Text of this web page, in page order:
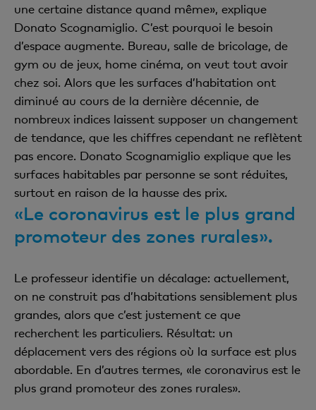
une certaine distance quand même», explique
Donato Scognamiglio. C’est pourquoi le besoin
d’espace augmente. Bureau, salle de bricolage, de
gym ou de jeux, home cinéma, on veut tout avoir
chez soi. Alors que les surfaces d’habitation ont
diminué au cours de la dernière décennie, de
nombreux indices laissent supposer un changement
de tendance, que les chiffres cependant ne reflètent
pas encore. Donato Scognamiglio explique que les
surfaces habitables par personne se sont réduites,
surtout en raison de la hausse des prix.
«Le coronavirus est le plus grand
promoteur des zones rurales».
Le professeur identifie un décalage: actuellement,
on ne construit pas d’habitations sensiblement plus
grandes, alors que c’est justement ce que
recherchent les particuliers. Résultat: un
déplacement vers des régions où la surface est plus
abordable. En d’autres termes, «le coronavirus est le
plus grand promoteur des zones rurales».